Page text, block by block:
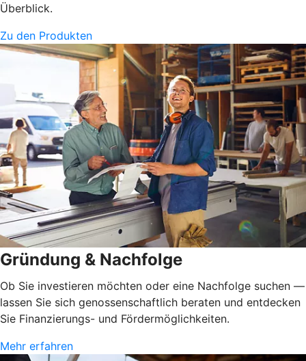
Überblick.
Zu den Produkten
Gründung & Nachfolge
Ob Sie investieren möchten oder eine Nachfolge suchen —
lassen Sie sich genossenschaftlich beraten und entdecken
Sie Finanzierungs- und Fördermöglichkeiten.
Mehr erfahren